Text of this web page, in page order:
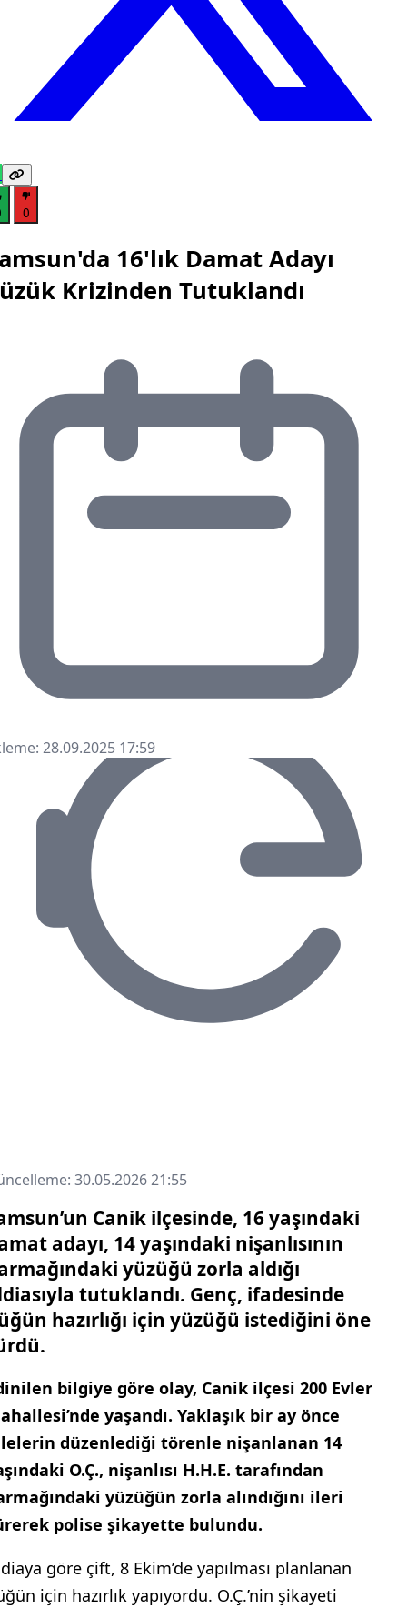
0
16'lık Damat Adayı
Krizinden Tutuklandı
28.09.2025 17:59
30.05.2026 21:55
Canik ilçesinde, 16 yaşındaki
adayı, 14 yaşındaki nişanlısının
yüzüğü zorla aldığı
tutuklandı. Genç, ifadesinde
hazırlığı için yüzüğü istediğini öne
bilgiye göre olay, Canik ilçesi 200 Evler
yaşandı. Yaklaşık bir ay önce
düzenlediği törenle nişanlanan 14
O.Ç., nişanlısı H.H.E. tarafından
yüzüğün zorla alındığını ileri
polise şikayette bulundu.
göre çift, 8 Ekim’de yapılması planlanan
için hazırlık yapıyordu. O.Ç.’nin şikayeti